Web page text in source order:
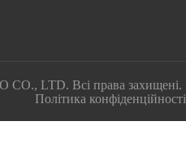
CO., LTD. Всі права захищені.
Політика конфіденційності